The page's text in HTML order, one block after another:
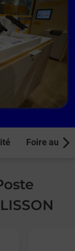
Foire aux